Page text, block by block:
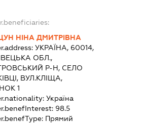
НІНА ДМИТРІВНА
УКРАЇНА, 60014,
ОБЛ.,
Р-Н, СЕЛО
ВУЛ.КЛІЩА,
1
Україна
98.5
Прямий